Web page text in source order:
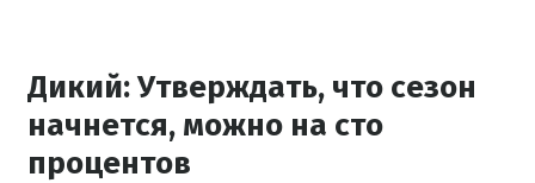
Дикий: Утверждать, что сезон
начнется, можно на сто
процентов